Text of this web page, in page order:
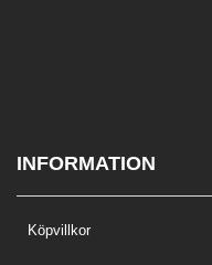
INFORMATION
Köpvillkor